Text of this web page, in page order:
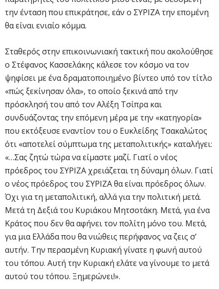
την ένταση που επικράτησε, εάν ο ΣΥΡΙΖΑ την επομένη
θα είναι ενιαίο κόμμα.
Σταθερός στην επικοινωνιακή τακτική που ακολούθησε
ο Στέφανος Κασσελάκης κάλεσε τον κόσμο να τον
ψηφίσει με ένα δραματοποιημένο βίντεο υπό τον τίτλο
«πώς ξεκίνησαν όλα», το οποίο ξεκινά από την
πρόσκλησή του από τον Αλέξη Τσίπρα και
συνδυάζοντας την επόμενη μέρα με την «κατηγορία»
που εκτόξευσε εναντίον του ο Ευκλείδης Τσακαλώτος
ότι «αποτελεί σύμπτωμα της μεταπολιτικής» καταλήγει:
«…Σας ζητώ τώρα να είμαστε μαζί. Γιατί ο νέος
πρόεδρος του ΣΥΡΙΖΑ χρειάζεται τη δύναμη όλων. Γιατί
ο νέος πρόεδρος του ΣΥΡΙΖΑ θα είναι πρόεδρος όλων.
Όχι για τη μεταπολιτική, αλλά για την πολιτική μετά.
Μετά τη Δεξιά του Κυριάκου Μητσοτάκη. Μετά, για ένα
Κράτος που δεν θα αφήνει τον πολίτη μόνο του. Μετά,
για μια Ελλάδα που θα νιώθεις περήφανος να ζεις σ’
αυτήν. Την περασμένη Κυριακή γίνατε η φωνή αυτού
του τόπου. Αυτή την Κυριακή ελάτε να γίνουμε το μετά
αυτού του τόπου. Ξημερώνει!».